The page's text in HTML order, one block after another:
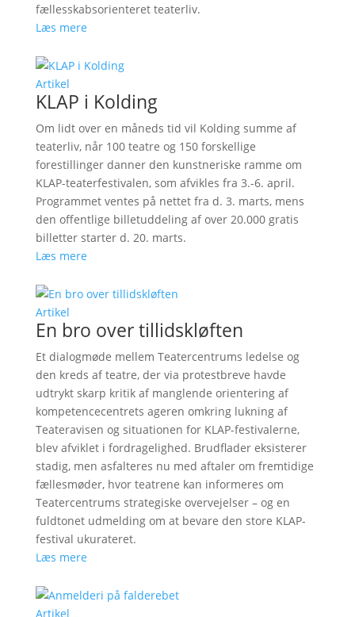
fællesskabsorienteret teaterliv.
Læs mere
Artikel
KLAP i Kolding
Om lidt over en måneds tid vil Kolding summe af
teaterliv, når 100 teatre og 150 forskellige
forestillinger danner den kunstneriske ramme om
KLAP-teaterfestivalen, som afvikles fra 3.-6. april.
Programmet ventes på nettet fra d. 3. marts, mens
den offentlige billetuddeling af over 20.000 gratis
billetter starter d. 20. marts.
Læs mere
Artikel
En bro over tillidskløften
Et dialogmøde mellem Teatercentrums ledelse og
den kreds af teatre, der via protestbreve havde
udtrykt skarp kritik af manglende orientering af
kompetencecentrets ageren omkring lukning af
Teateravisen og situationen for KLAP-festivalerne,
blev afviklet i fordragelighed. Brudflader eksisterer
stadig, men asfalteres nu med aftaler om fremtidige
fællesmøder, hvor teatrene kan informeres om
Teatercentrums strategiske overvejelser – og en
fuldtonet udmelding om at bevare den store KLAP-
festival ukurateret.
Læs mere
Artikel